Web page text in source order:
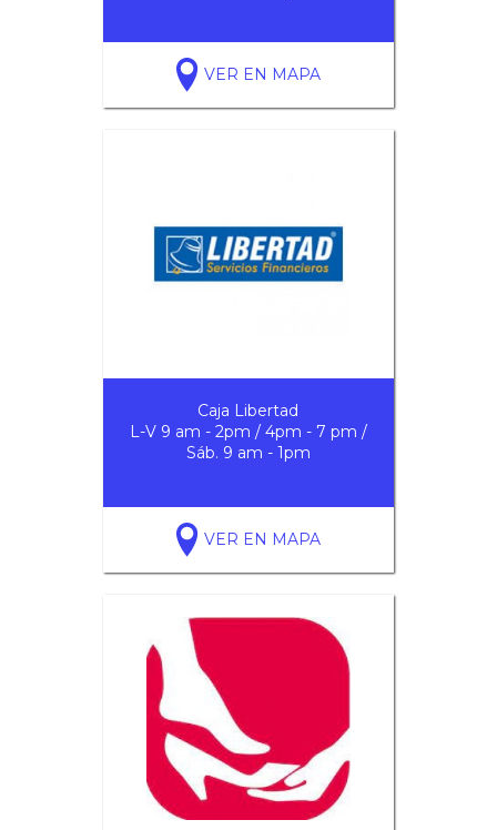
VER EN MAPA
Caja Libertad
L-V 9 am - 2pm / 4pm - 7 pm /
Sáb. 9 am - 1pm
VER EN MAPA